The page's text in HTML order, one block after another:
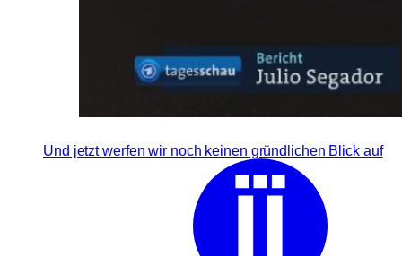
Und jetzt werfen wir noch keinen gründlichen Blick auf